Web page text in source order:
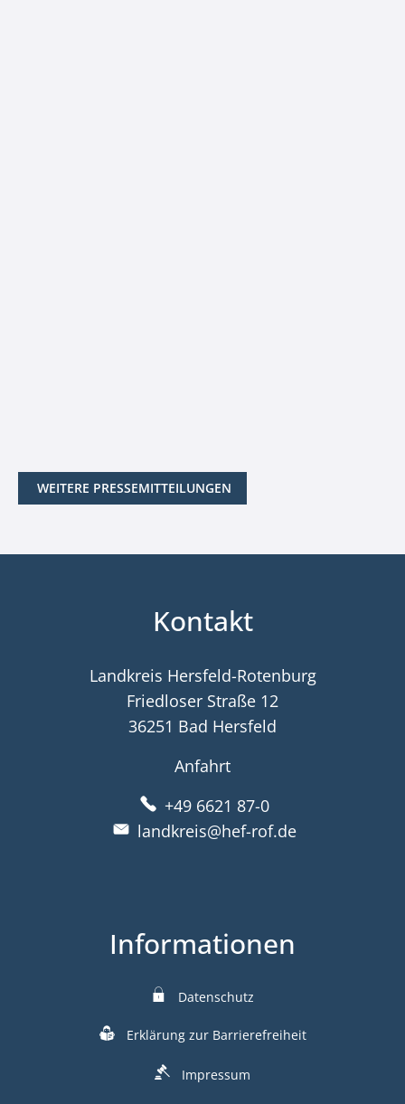
WEITERE PRESSEMITTEILUNGEN
Kontakt
Landkreis Hersfeld-Rotenburg
Friedloser Straße 12
36251 Bad Hersfeld
Anfahrt
+49 6621 87-0
landkreis@hef-rof.de
Informationen
Datenschutz
Erklärung zur Barrierefreiheit
Impressum